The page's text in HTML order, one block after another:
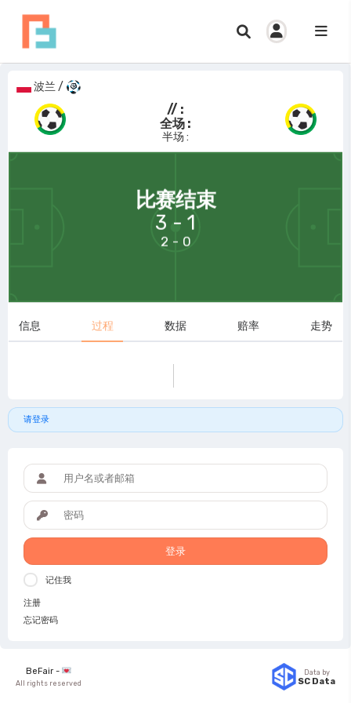
波兰 /
// :
全场 :
半场 :
比赛结束
3 - 1
2 - 0
信息 过程 数据 赔率 走势
请登录
登录
记住我
注册
忘记密码
BeFair -
All rights reserved
Data by
SC Data